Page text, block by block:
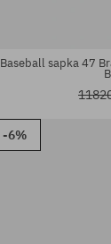
Baseball sapka 47
-6%